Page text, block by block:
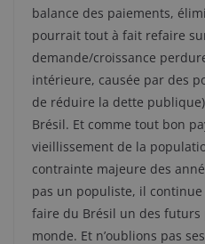
balance des paiements,
pourrait tout à fait refaire
demande/croissance
intérieure, causée par des
de réduire la dette
Brésil. Et comme tout bon
vieillissement de la
contrainte majeure des
pas un populiste, il
faire du Brésil un des futurs
monde. Et n’oublions pas